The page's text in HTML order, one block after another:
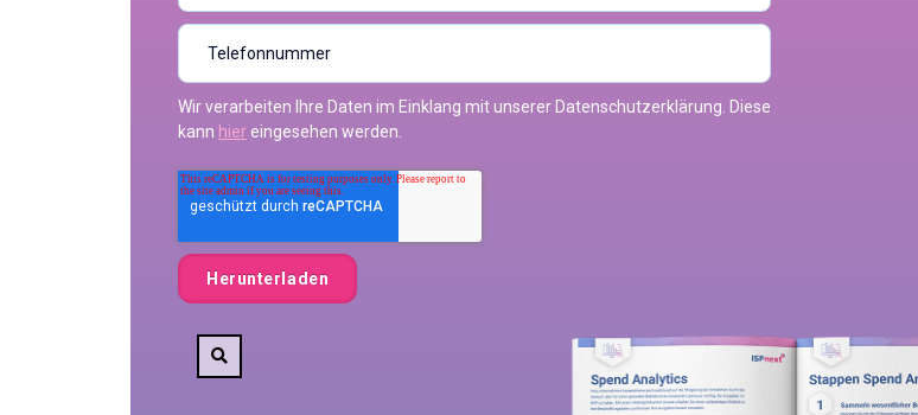
Wir verarbeiten Ihre Daten im Einklang mit unserer Datenschutzerklärung. Diese
kann hiereingesehen werden.